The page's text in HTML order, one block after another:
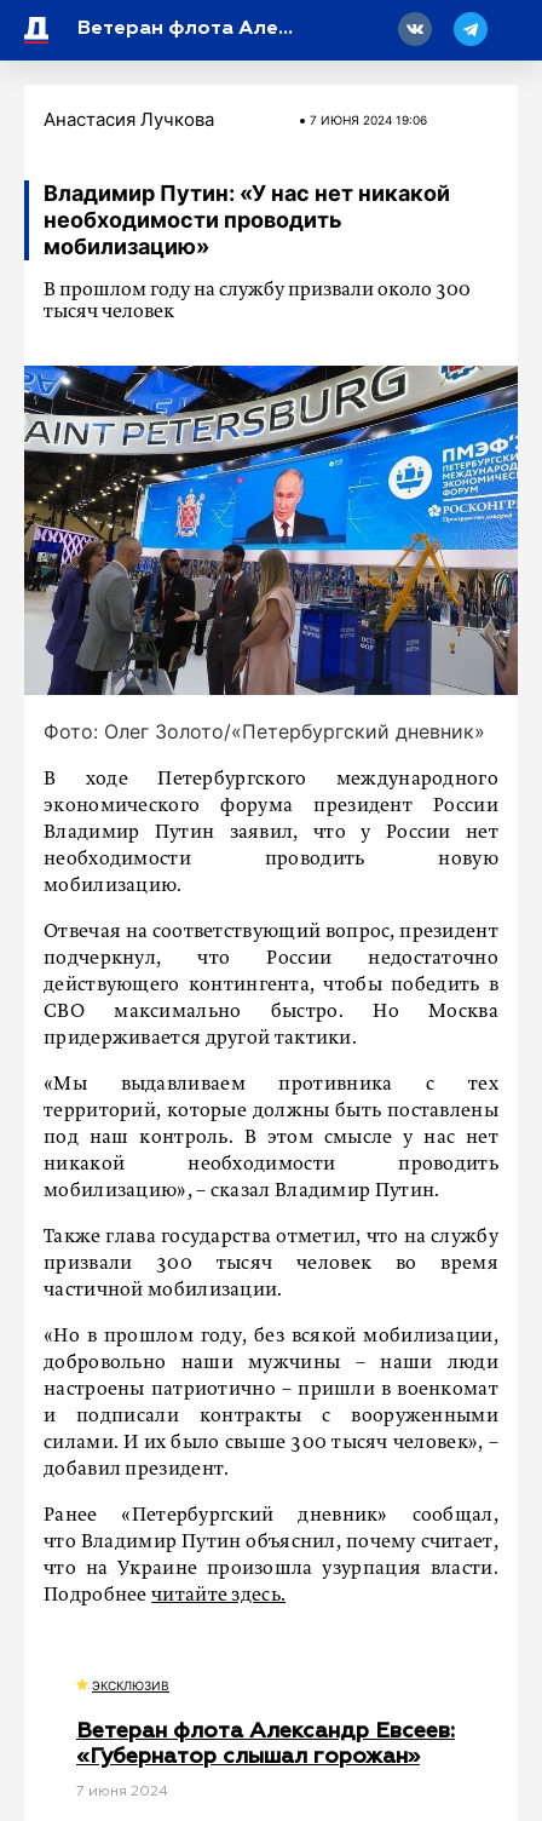
Ветеран флота Александр Евсеев: «Губернатор слышал горожан»
Анастасия Лучкова 7 ИЮНЯ 2024 19:06
Владимир Путин: «У нас нет никакой
необходимости проводить
мобилизацию»
В прошлом году на службу призвали около 300
тысяч человек
Фото: Олег Золото/«Петербургский дневник»
В ходе Петербургского международного
экономического форума президент России
Владимир Путин заявил, что у России нет
необходимости проводить новую
мобилизацию.
Отвечая на соответствующий вопрос, президент
подчеркнул, что России недостаточно
действующего контингента, чтобы победить в
СВО максимально быстро. Но Москва
придерживается другой тактики.
«Мы выдавливаем противника с тех
территорий, которые должны быть поставлены
под наш контроль. В этом смысле у нас нет
никакой необходимости проводить
мобилизацию», – сказал Владимир Путин.
Также глава государства отметил, что на службу
призвали 300 тысяч человек во время
частичной мобилизации.
«Но в прошлом году, без всякой мобилизации,
добровольно наши мужчины – наши люди
настроены патриотично – пришли в военкомат
и подписали контракты с вооруженными
силами. И их было свыше 300 тысяч человек», –
добавил президент.
Ранее «Петербургский дневник» сообщал,
что Владимир Путин объяснил, почему считает,
что на Украине произошла узурпация власти.
Подробнеечитайте здесь.
ЭКСКЛЮЗИВ
Ветеран флота Александр Евсеев:
«Губернатор слышал горожан»
7 июня 2024